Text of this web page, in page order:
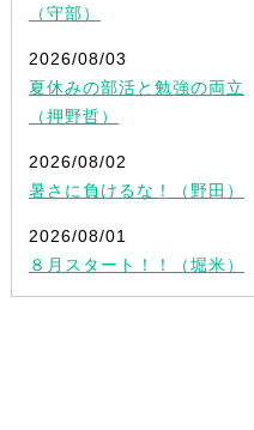
（守部）
2026/08/03
夏休みの部活と勉強の両立
（押野哲）
2026/08/02
暑さに負けるな！（野田）
2026/08/01
８月スタート！！（堀米）